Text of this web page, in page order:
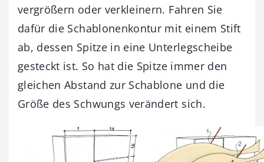
vergrößern oder verkleinern. Fahren Sie
dafür die Schablonenkontur mit einem Stift
ab, dessen Spitze in eine Unterlegscheibe
gesteckt ist. So hat die Spitze immer den
gleichen Abstand zur Schablone und die
Größe des Schwungs verändert sich.